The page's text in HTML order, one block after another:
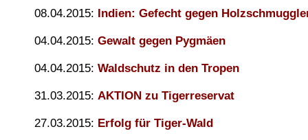
08.04.2015: Indien: Gefecht gegen
04.04.2015: Gewalt gegen Pygmäen
04.04.2015: Waldschutz in den Tropen
31.03.2015: AKTION zu Tigerreservat
27.03.2015: Erfolg für Tiger-Wald